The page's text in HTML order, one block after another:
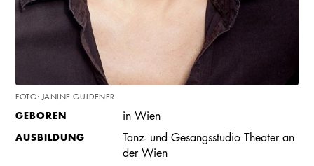
GEBOREN in Wien
AUSBILDUNG
Tanz- und Gesangsstudio Theater an
der Wien
FOTO: JANINE GULDENER